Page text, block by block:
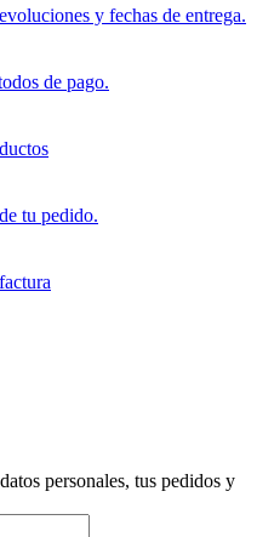
y fechas de entrega.
de pago.
tu pedido.
personales, tus pedidos y